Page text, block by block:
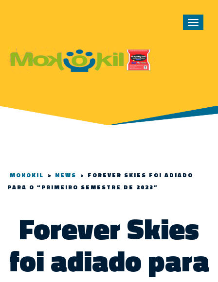
Toggle
MOKOKIL > NEWS > FOREVER SKIES FOI ADIADO
PARA O “PRIMEIRO SEMESTRE DE 2023”
Forever Skies
foi adiado para